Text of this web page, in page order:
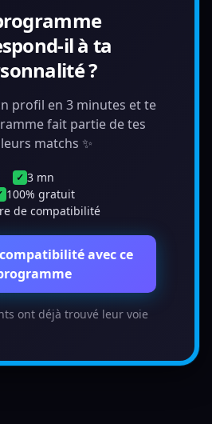
il à ta
?
profil en 3 minutes et te
fait partie de tes
matchs ✨
✓ 3 mn
100% gratuit
de compatibilité
avec ce
ont déjà trouvé leur voie